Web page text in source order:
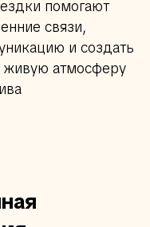
помогают
связи,
и создать
живую атмосферу